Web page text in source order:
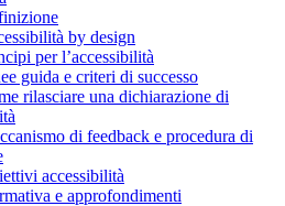
by design
per l’accessibilità
guida e criteri di successo
rilasciare una dichiarazione di
di feedback e procedura di
accessibilità
e approfondimenti